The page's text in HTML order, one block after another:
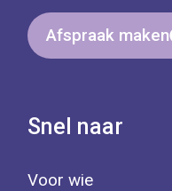
Afspraak maken
Snel naar
Voor wie